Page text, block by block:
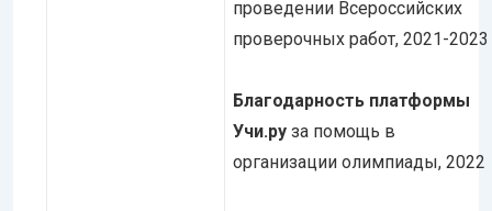
проведении Всероссийских
проверочных работ, 2021-2023
Благодарность платформы
Учи.ру за помощь в
организации олимпиады, 2022